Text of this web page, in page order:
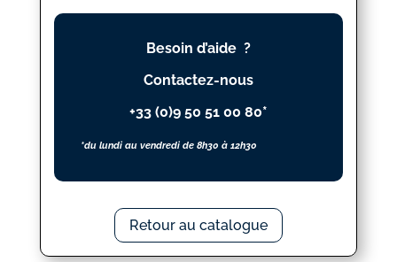
DE
Besoin d’aide ?
Contactez-nous
+33 (0)9 50 51 00 80*
*du lundi au vendredi de 8h30 à 12h30
Retour au catalogue